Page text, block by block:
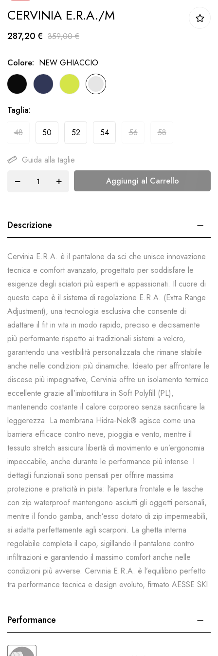
della
di
CERVINIA E.R.A./M
287,20 € 359,00 €
Colore NEW GHIACCIO
Taglia
48
50 52 54 56 58
Guida alla taglie
Aggiungi al Carrello
Descrizione
Cervinia E.R.A. è il pantalone da sci che unisce innovazione
tecnica e comfort avanzato, progettato per soddisfare le
esigenze degli sciatori più esperti e appassionati. Il cuore di
questo capo è il sistema di regolazione E.R.A. (Extra Range
Adjustment), una tecnologia esclusiva che consente di
adattare il fit in vita in modo rapido, preciso e decisamente
più performante rispetto ai tradizionali sistemi a velcro,
garantendo una vestibilità personalizzata che rimane stabile
anche nelle condizioni più dinamiche. Ideato per affrontare le
discese più impegnative, Cervinia offre un isolamento termico
eccellente grazie all’imbottitura in Soft Polyfill (PL),
mantenendo costante il calore corporeo senza sacrificare la
leggerezza. La membrana Hidra-Nek® agisce come una
barriera efficace contro neve, pioggia e vento, mentre il
tessuto stretch assicura libertà di movimento e un’ergonomia
impeccabile, anche durante le performance più intense. I
dettagli funzionali sono pensati per offrire massima
protezione e praticità in pista: l’apertura frontale e le tasche
con zip waterproof mantengono asciutti gli oggetti personali,
mentre il fondo gamba, anch’esso dotato di zip impermeabili,
si adatta perfettamente agli scarponi. La ghetta interna
regolabile completa il capo, sigillando il pantalone contro
infiltrazioni e garantendo il massimo comfort anche nelle
condizioni più avverse. Cervinia E.R.A. è l’equilibrio perfetto
tra performance tecnica e design evoluto, firmato AESSE SKI.
Performance